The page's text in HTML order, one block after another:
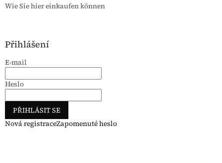
Wie Sie hier einkaufen können
Přihlášení
E-mail
Heslo
PŘIHLÁSIT SE
Nová registraceZapomenuté heslo